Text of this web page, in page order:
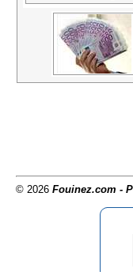
© 2026 Fouinez.com -